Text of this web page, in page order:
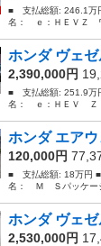
■ 支払総額: 246.1
名： ｅ：ＨＥＶＺ
ホンダ ヴェ
2,390,000円
■ 支払総額: 251.9
名： ｅ：ＨＥＶ Ｚ
ホンダ エア
120,000円
■ 支払総額: 18万円
名： Ｍ Ｓパッケー
ホンダ ヴェ
2,530,000円